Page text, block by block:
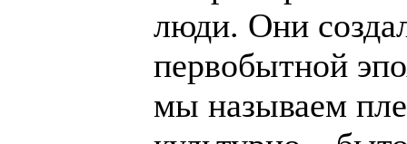
люди. Они
первобытной
мы называем